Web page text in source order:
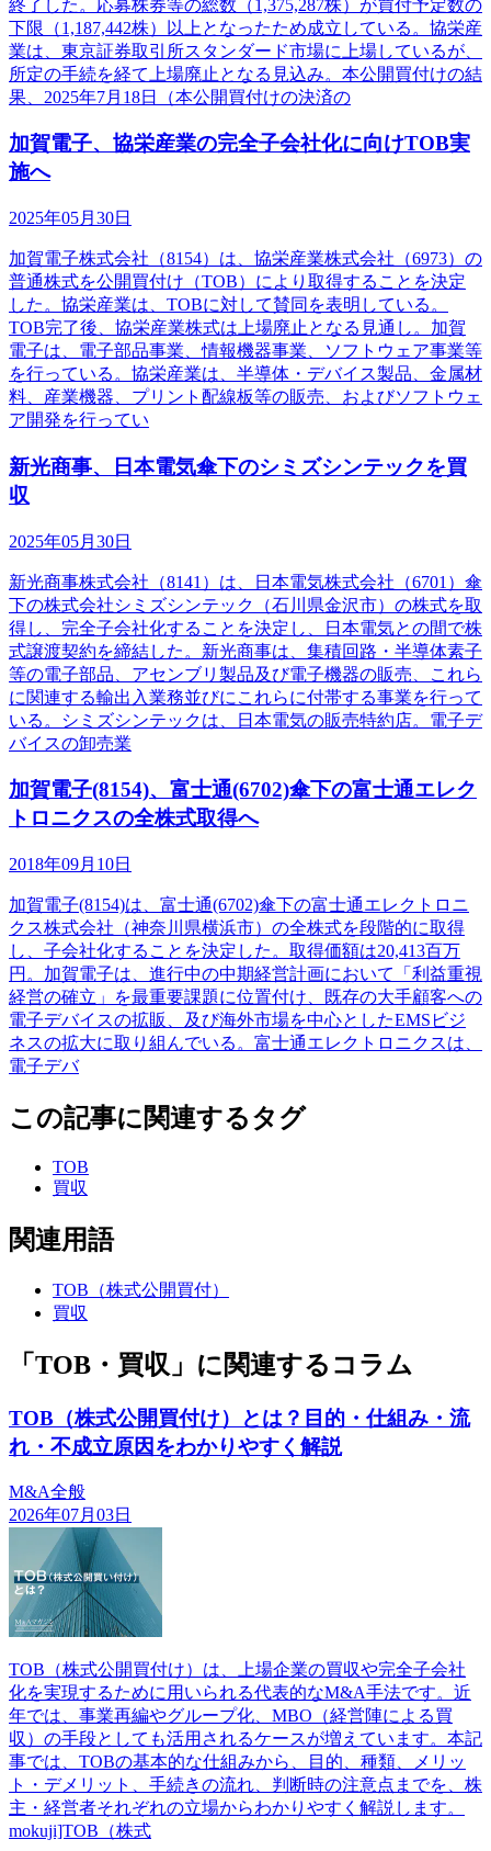
終了した。応募株券等の総数（1,375,287株）が買付予定数の
下限（1,187,442株）以上となったため成立している。協栄産
業は、東京証券取引所スタンダード市場に上場しているが、
所定の手続を経て上場廃止となる見込み。本公開買付けの結
果、2025年7月18日（本公開買付けの決済の
加賀電子、協栄産業の完全子会社化に向けTOB実
施へ
2025年05月30日
加賀電子株式会社（8154）は、協栄産業株式会社（6973）の
普通株式を公開買付け（TOB）により取得することを決定
した。協栄産業は、TOBに対して賛同を表明している。
TOB完了後、協栄産業株式は上場廃止となる見通し。加賀
電子は、電子部品事業、情報機器事業、ソフトウェア事業等
を行っている。協栄産業は、半導体・デバイス製品、金属材
料、産業機器、プリント配線板等の販売、およびソフトウェ
ア開発を行ってい
新光商事、日本電気傘下のシミズシンテックを買
収
2025年05月30日
新光商事株式会社（8141）は、日本電気株式会社（6701）傘
下の株式会社シミズシンテック（石川県金沢市）の株式を取
得し、完全子会社化することを決定し、日本電気との間で株
式譲渡契約を締結した。新光商事は、集積回路・半導体素子
等の電子部品、アセンブリ製品及び電子機器の販売、これら
に関連する輸出入業務並びにこれらに付帯する事業を行って
いる。シミズシンテックは、日本電気の販売特約店。電子デ
バイスの卸売業
加賀電子(8154)、富士通(6702)傘下の富士通エレク
トロニクスの全株式取得へ
2018年09月10日
加賀電子(8154)は、富士通(6702)傘下の富士通エレクトロニ
クス株式会社（神奈川県横浜市）の全株式を段階的に取得
し、子会社化することを決定した。取得価額は20,413百万
円。加賀電子は、進行中の中期経営計画において「利益重視
経営の確立」を最重要課題に位置付け、既存の大手顧客への
電子デバイスの拡販、及び海外市場を中心としたEMSビジ
ネスの拡大に取り組んでいる。富士通エレクトロニクスは、
電子デバ
この記事に関連するタグ
TOB
買収
関連用語
TOB（株式公開買付）
買収
「TOB・買収」に関連するコラム
TOB（株式公開買付け）とは？目的・仕組み・流
れ・不成立原因をわかりやすく解説
M&A全般
2026年07月03日
TOB（株式公開買付け）は、上場企業の買収や完全子会社
化を実現するために用いられる代表的なM&A手法です。近
年では、事業再編やグループ化、MBO（経営陣による買
収）の手段としても活用されるケースが増えています。本記
事では、TOBの基本的な仕組みから、目的、種類、メリッ
ト・デメリット、手続きの流れ、判断時の注意点までを、株
主・経営者それぞれの立場からわかりやすく解説します。
mokuji]TOB（株式